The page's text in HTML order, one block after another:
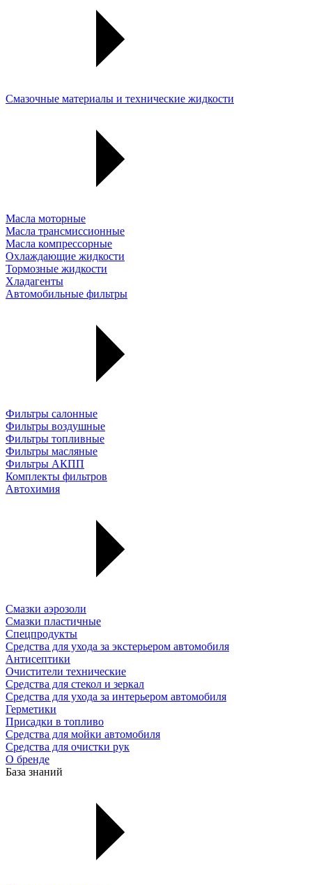
Смазочные материалы и технические жидкости
Масла моторные
Масла трансмиссионные
Масла компрессорные
Охлаждающие жидкости
Тормозные жидкости
Хладагенты
Автомобильные фильтры
Фильтры салонные
Фильтры воздушные
Фильтры топливные
Фильтры масляные
Фильтры АКПП
Комплекты фильтров
Автохимия
Смазки аэрозоли
Смазки пластичные
Спецпродукты
Средства для ухода за экстерьером автомобиля
Антисептики
Очистители технические
Средства для стекол и зеркал
Средства для ухода за интерьером автомобиля
Герметики
Присадки в топливо
Средства для мойки автомобиля
Средства для очистки рук
О бренде
База знаний